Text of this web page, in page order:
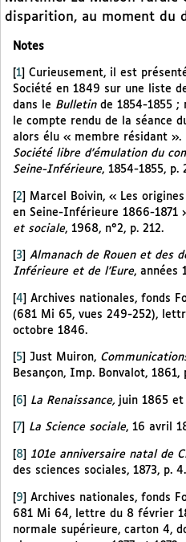
disparition, au moment du
Notes
1
Curieusement, il est
Société en 1849 sur une liste
dans le Bulletin de 1854-1855 ;
le compte rendu de la séance
alors élu « membre résidant ».
Société libre d’émulation du
Seine-Inférieure, 1854-1855, p.
[2] Marcel Boivin, « Les
en Seine-Inférieure 1866-1871
et sociale, 1968, n°2, p. 212.
3
Almanach de Rouen et des
Inférieure et de l’Eure, années
[4] Archives nationales, fonds
(681 Mi 65, vues 249-252),
octobre 1846.
5 Just Muiron,
Besançon, Imp. Bonvalot, 1861,
[6] La Renaissance, juin 1865
7 La Science sociale, 16 avril
8 101e anniversaire natal de
des sciences sociales, 1873, p. 4.
[9] Archives nationales, fonds
681 Mi 64, lettre du 8 février
normale supérieure, carton 4,